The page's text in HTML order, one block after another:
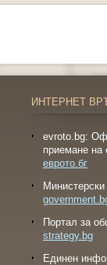
ИНТЕРНЕТ
evroto.bg:
приемане на
еврото.бг
Портал за
strategy.bg
Eдинен